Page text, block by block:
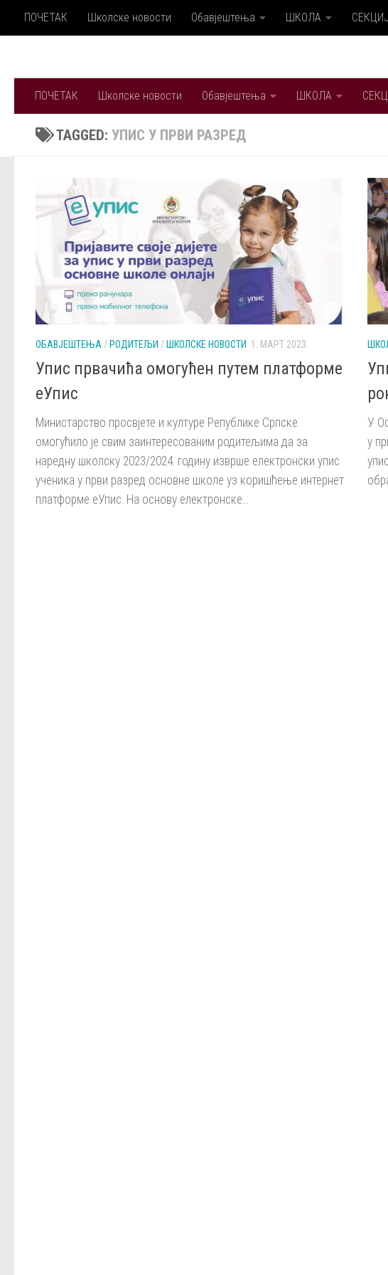
Skip to content
ПОЧЕТАК Школске новости Обавјештења ШКОЛА
ПОЧЕТАК Школске новости Обавјештења ШКОЛА
TAGGED: УПИС У ПРВИ РАЗРЕД
ОБАВЈЕШТЕЊА/ РОДИТЕЉИ / ШКОЛСКЕ НОВОСТИ 1. МАРТ 2023.
Упис првачића омогућен путем платформе
еУпис
Министарство просвјете и културе Републике Српске
омогућило је свим заинтересованим родитељима да за
наредну школску 2023/2024. годину изврше електронски упис
ученика у први разред основне школе уз коришћење интернет
платформе еУпис. На основу електронске...
У
у